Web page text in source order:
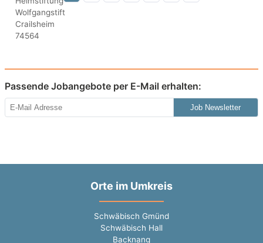
Passende Jobangebote per E-Mail erhalten:
Job Newsletter
Orte im Umkreis
Schwäbisch Gmünd
Schwäbisch Hall
Backnang